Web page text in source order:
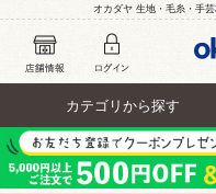
オカダヤ 生地・毛糸・手
カテゴリから探す